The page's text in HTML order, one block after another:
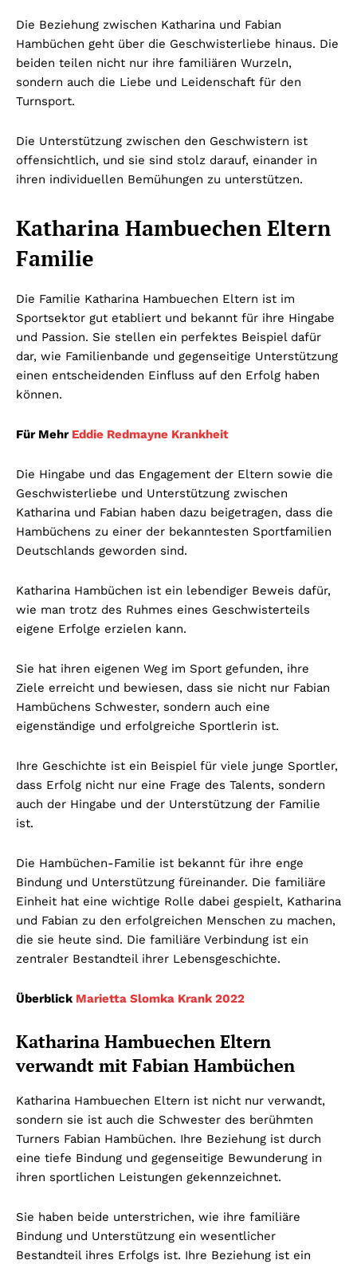
Die Beziehung zwischen Katharina und Fabian
Hambüchen geht über die Geschwisterliebe hinaus. Die
beiden teilen nicht nur ihre familiären Wurzeln,
sondern auch die Liebe und Leidenschaft für den
Turnsport.
Die Unterstützung zwischen den Geschwistern ist
offensichtlich, und sie sind stolz darauf, einander in
ihren individuellen Bemühungen zu unterstützen.
Katharina Hambuechen Eltern
Familie
Die Familie Katharina Hambuechen Eltern ist im
Sportsektor gut etabliert und bekannt für ihre Hingabe
und Passion. Sie stellen ein perfektes Beispiel dafür
dar, wie Familienbande und gegenseitige Unterstützung
einen entscheidenden Einfluss auf den Erfolg haben
können.
Für Mehr Eddie Redmayne Krankheit
Die Hingabe und das Engagement der Eltern sowie die
Geschwisterliebe und Unterstützung zwischen
Katharina und Fabian haben dazu beigetragen, dass die
Hambüchens zu einer der bekanntesten Sportfamilien
Deutschlands geworden sind.
Katharina Hambüchen ist ein lebendiger Beweis dafür,
wie man trotz des Ruhmes eines Geschwisterteils
eigene Erfolge erzielen kann.
Sie hat ihren eigenen Weg im Sport gefunden, ihre
Ziele erreicht und bewiesen, dass sie nicht nur Fabian
Hambüchens Schwester, sondern auch eine
eigenständige und erfolgreiche Sportlerin ist.
Ihre Geschichte ist ein Beispiel für viele junge Sportler,
dass Erfolg nicht nur eine Frage des Talents, sondern
auch der Hingabe und der Unterstützung der Familie
ist.
Die Hambüchen-Familie ist bekannt für ihre enge
Bindung und Unterstützung füreinander. Die familiäre
Einheit hat eine wichtige Rolle dabei gespielt, Katharina
und Fabian zu den erfolgreichen Menschen zu machen,
die sie heute sind. Die familiäre Verbindung ist ein
zentraler Bestandteil ihrer Lebensgeschichte.
Überblick Marietta Slomka Krank 2022
Katharina Hambuechen Eltern
verwandt mit Fabian Hambüchen
Katharina Hambuechen Eltern ist nicht nur verwandt,
sondern sie ist auch die Schwester des berühmten
Turners Fabian Hambüchen. Ihre Beziehung ist durch
eine tiefe Bindung und gegenseitige Bewunderung in
ihren sportlichen Leistungen gekennzeichnet.
Sie haben beide unterstrichen, wie ihre familiäre
Bindung und Unterstützung ein wesentlicher
Bestandteil ihres Erfolgs ist. Ihre Beziehung ist ein